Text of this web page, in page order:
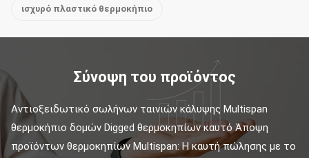
ισχυρό πλαστικό θερμοκήπιο
Σύνοψη του προϊόντος
Αντιοξειδωτικό σωλήνων ταινιών κάλυψης Multispan
θερμοκήπιο δομών Digged θερμοκηπίων καυτό Άποψη
προϊόντων θερμοκηπίων Multispan: Η καυτή πώλησης με το